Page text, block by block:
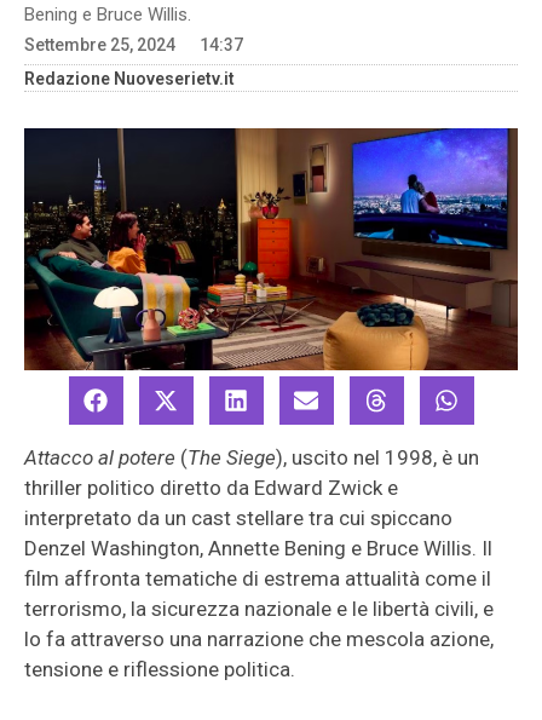
Bening e Bruce Willis.
Settembre 25, 2024
14:37
Redazione Nuoveserietv.it
Attacco al potere (The Siege), uscito nel 1998, è un
thriller politico diretto da Edward Zwick e
interpretato da un cast stellare tra cui spiccano
Denzel Washington, Annette Bening e Bruce Willis. Il
film affronta tematiche di estrema attualità come il
terrorismo, la sicurezza nazionale e le libertà civili, e
lo fa attraverso una narrazione che mescola azione,
tensione e riflessione politica.